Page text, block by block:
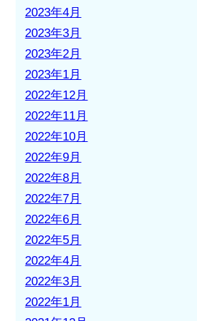
2023年4月
2023年3月
2023年2月
2023年1月
2022年12月
2022年11月
2022年10月
2022年9月
2022年8月
2022年7月
2022年6月
2022年5月
2022年4月
2022年3月
2022年1月